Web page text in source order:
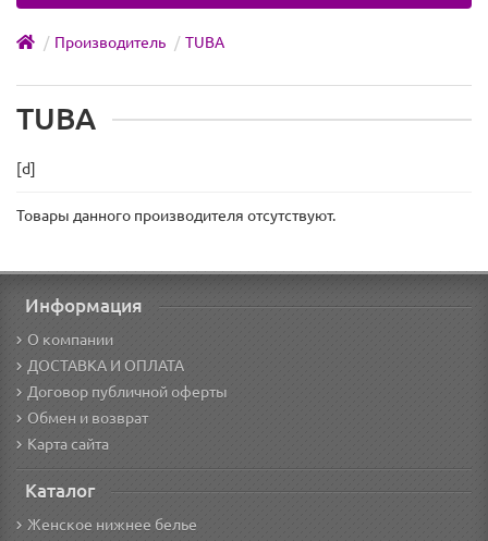
Производитель TUBA
TUBA
[d]
Товары данного производителя отсутствуют.
Информация
О компании
ДОСТАВКА И ОПЛАТА
Договор публичной оферты
Обмен и возврат
Карта сайта
Каталог
Женское нижнее белье